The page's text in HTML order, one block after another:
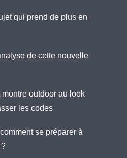
qui prend de plus en
de cette nouvelle
outdoor au look
les codes
se préparer à
?